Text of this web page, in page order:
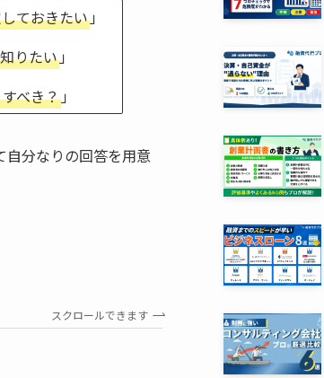
ておきたい 」
りたい 」
べき？ 」
分なりの回答を用意
スクロールできます